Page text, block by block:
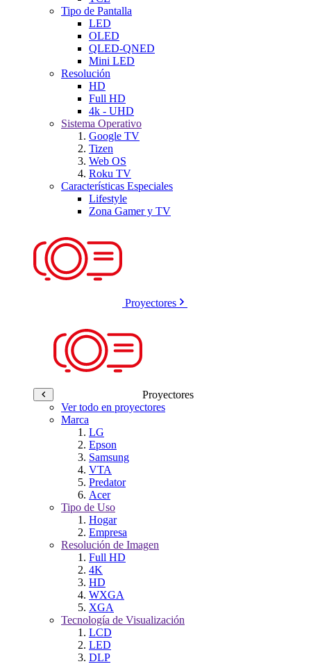
Tipo de Pantalla
LED
OLED
QLED-QNED
Mini LED
Resolución
HD
Full HD
4k - UHD
Sistema Operativo
Google TV
Tizen
Web OS
Roku TV
Características Especiales
Lifestyle
Zona Gamer y TV
Proyectores
Proyectores
Ver todo en proyectores
Marca
LG
Epson
Samsung
VTA
Predator
Acer
Tipo de Uso
Hogar
Empresa
Resolución de Imagen
Full HD
4K
HD
WXGA
XGA
Tecnología de Visualización
LCD
LED
DLP